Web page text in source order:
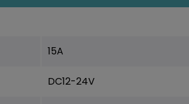
15A
DC12-24V